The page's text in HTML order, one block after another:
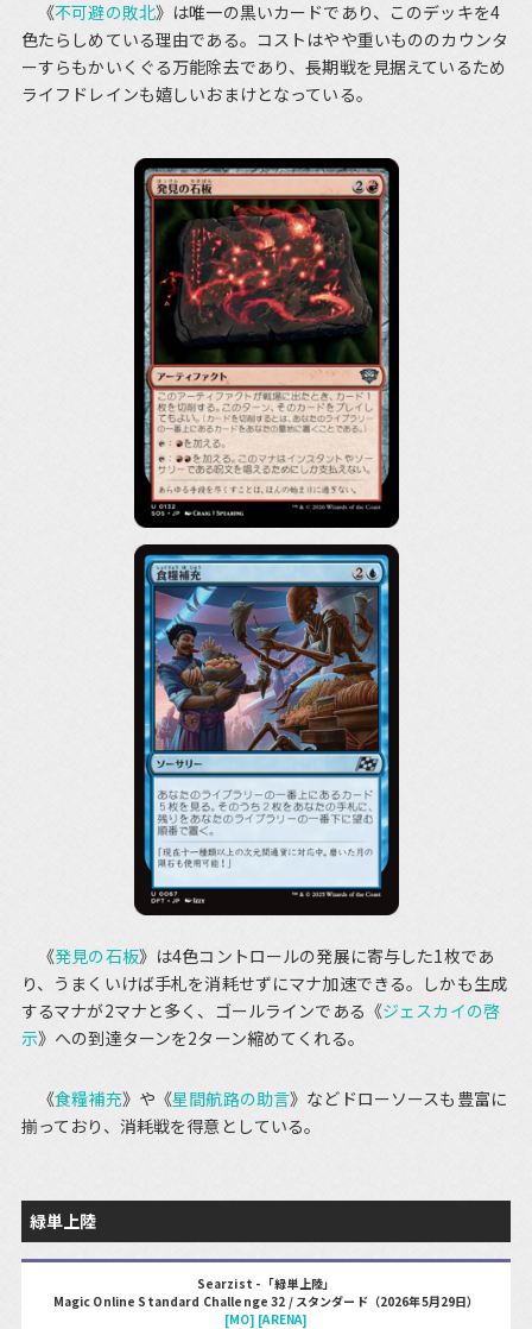
《不可避の敗北》は唯一の黒いカードであり、このデッキを4
色たらしめている理由である。コストはやや重いもののカウンタ
ーすらもかいくぐる万能除去であり、長期戦を見据えているため
ライフドレインも嬉しいおまけとなっている。
《発見の石板》は4色コントロールの発展に寄与した1枚であ
り、うまくいけば手札を消耗せずにマナ加速できる。しかも生成
するマナが2マナと多く、ゴールラインである《ジェスカイの啓
示》への到達ターンを2ターン縮めてくれる。
《食糧補充》や《星間航路の助言》などドローソースも豊富に
揃っており、消耗戦を得意としている。
緑単上陸
Searzist - 「緑単上陸」
Magic Online Standard Challenge 32 / スタンダード（2026年5月29日）
[MO] [ARENA]